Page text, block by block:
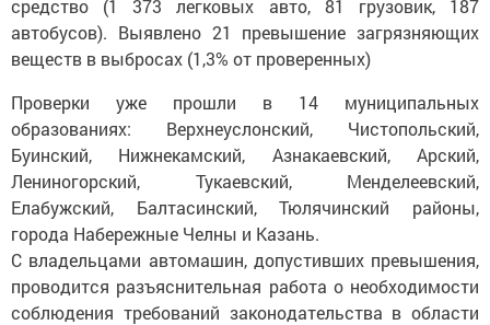
средство (1 373 легковых авто, 81 грузовик, 187
автобусов). Выявлено 21 превышение загрязняющих
веществ в выбросах (1,3% от проверенных)
Проверки уже прошли в 14 муниципальных
образованиях: Верхнеуслонский, Чистопольский,
Буинский, Нижнекамский, Азнакаевский, Арский,
Лениногорский, Тукаевский, Менделеевский,
Елабужский, Балтасинский, Тюлячинский районы,
города Набережные Челны и Казань.
С владельцами автомашин, допустивших превышения,
проводится разъяснительная работа о необходимости
соблюдения требований законодательства в области